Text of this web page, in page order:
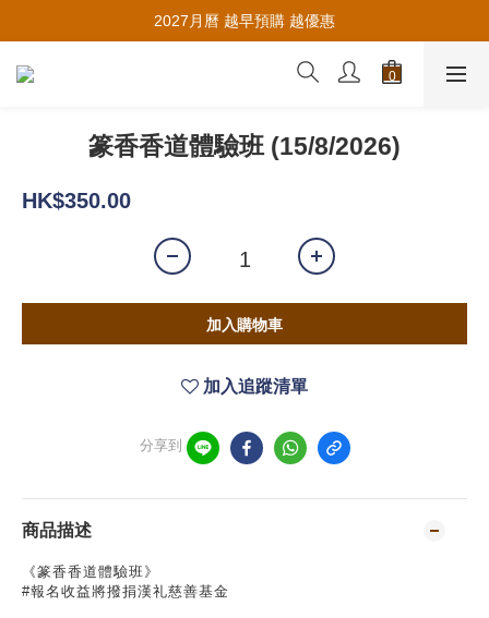
推薦新會員入會，賺取購物金🪙
2027月曆 越早預購 越優惠
推薦新會員入會，賺取購物金🪙
篆香香道體驗班 (15/8/2026)
HK$350.00
加入購物車
加入追蹤清單
分享到
商品描述
《篆香香道體驗班》
#報名收益將撥捐漢礼慈善基金